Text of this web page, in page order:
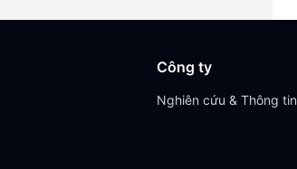
Công ty
Nghiên cứu & Thông tin